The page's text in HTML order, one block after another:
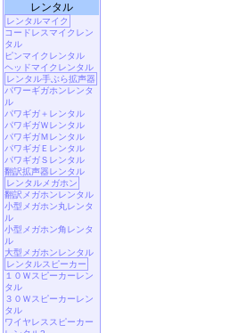
レンタル
レンタルマイク
コードレスマイクレン
タル
ピンマイクレンタル
ヘッドマイクレンタル
レンタル手ぶら拡声器
パワーギガホンレンタ
ル
パワギガ＋レンタル
パワギガＷレンタル
パワギガＭレンタル
パワギガＥレンタル
パワギガＳレンタル
翻訳拡声器レンタル
レンタルメガホン
翻訳メガホンレンタル
小型メガホン丸レンタ
ル
小型メガホン角レンタ
ル
大型メガホンレンタル
レンタルスピーカー
１０Ｗスピーカーレン
タル
３０Ｗスピーカーレン
タル
ワイヤレススピーカー